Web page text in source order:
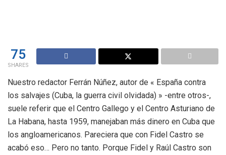
75
SHARES
Nuestro redactor Ferrán Núñez, autor de « España contra
los salvajes (Cuba, la guerra civil olvidada) » -entre otros-,
suele referir que el Centro Gallego y el Centro Asturiano de
La Habana, hasta 1959, manejaban más dinero en Cuba que
los angloamericanos. Pareciera que con Fidel Castro se
acabó eso… Pero no tanto. Porque Fidel y Raúl Castro son